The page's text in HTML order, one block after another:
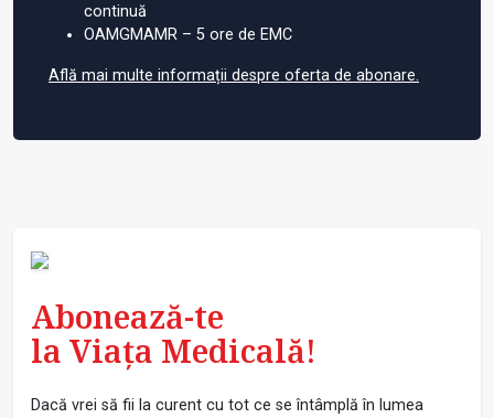
continuă
OAMGMAMR – 5 ore de EMC
Află mai multe informații despre oferta de abonare.
Abonează-te
la Viața Medicală!
Dacă vrei să fii la curent cu tot ce se întâmplă în lumea